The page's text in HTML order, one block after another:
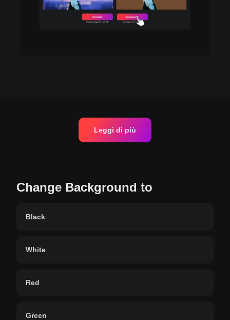
Leggi di più
Change Background to
Black
White
Red
Green